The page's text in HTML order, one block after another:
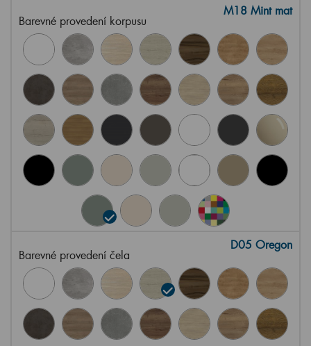
Barevné provedení korpusu
M18 Mint mat
Barevné provedení čela
D05 Oregon